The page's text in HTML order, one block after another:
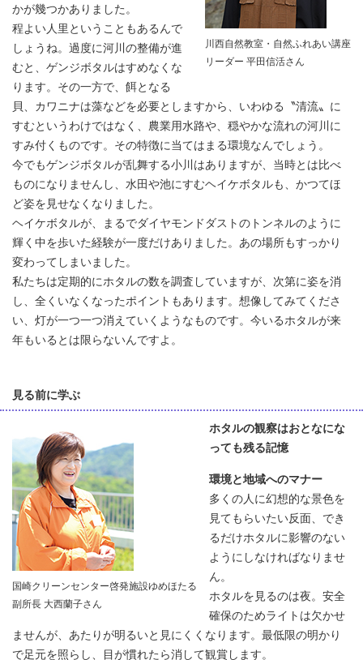
川西自然教室・自然ふれあい講座
リーダー 平田信活さん
かが幾つかありました。
程よい人里ということもあるんで
しょうね。過度に河川の整備が進
むと、ゲンジボタルはすめなくな
ります。その一方で、餌となる
貝、カワニナは藻などを必要としますから、いわゆる〝清流〟に
すむというわけではなく、農業用水路や、穏やかな流れの河川に
すみ付くものです。その特徴に当てはまる環境なんでしょう。
今でもゲンジボタルが乱舞する小川はありますが、当時とは比べ
ものになりませんし、水田や池にすむヘイケボタルも、かつてほ
ど姿を見せなくなりました。
ヘイケボタルが、まるでダイヤモンドダストのトンネルのように
輝く中を歩いた経験が一度だけありました。あの場所もすっかり
変わってしまいました。
私たちは定期的にホタルの数を調査していますが、次第に姿を消
し、全くいなくなったポイントもあります。想像してみてくださ
い、灯が一つ一つ消えていくようなものです。今いるホタルが来
年もいるとは限らないんですよ。
見る前に学ぶ
国崎クリーンセンター啓発施設ゆめほたる
副所長 大西蘭子さん
ホタルの観察はおとなにな
っても残る記憶
環境と地域へのマナー
多くの人に幻想的な景色を
見てもらいたい反面、でき
るだけホタルに影響のない
ようにしなければなりませ
ん。
ホタルを見るのは夜。安全
確保のためライトは欠かせ
ませんが、あたりが明るいと見にくくなります。最低限の明かり
で足元を照らし、目が慣れたら消して観賞します。